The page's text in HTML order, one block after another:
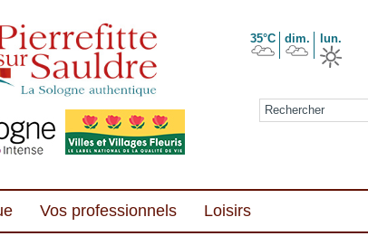
35°C dim. lun.
Formulaire de
Vos professionnels Loisirs